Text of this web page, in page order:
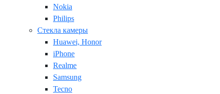
Nokia
Philips
Стекла камеры
Huawei, Honor
iPhone
Realme
Samsung
Tecno